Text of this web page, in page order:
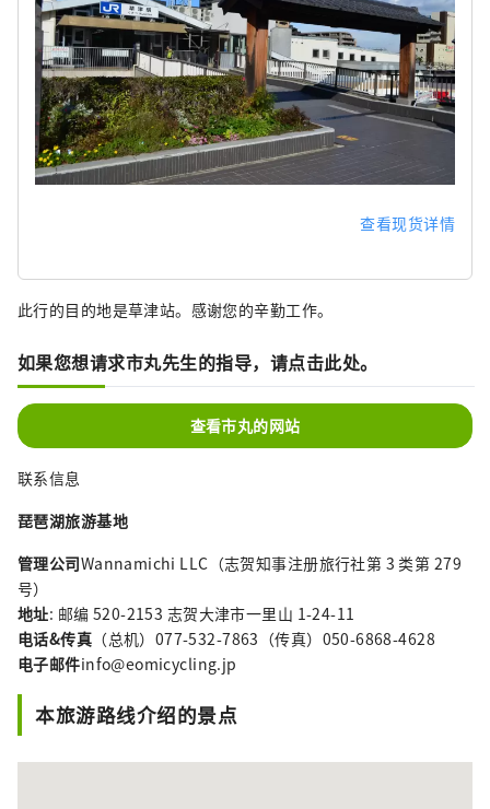
查看现货详情
此行的目的地是草津站。感谢您的辛勤工作。
如果您想请求市丸先生的指导，请点击此处。
查看市丸的网站
联系信息
琵琶湖旅游基地
管理公司Wannamichi LLC（志贺知事注册旅行社第 3 类第 279
号）
地址: 邮编 520-2153 志贺大津市一里山 1-24-11
电话&传真 （总机）077-532-7863（传真）050-6868-4628
电子邮件info@eomicycling.jp
本旅游路线介绍的景点